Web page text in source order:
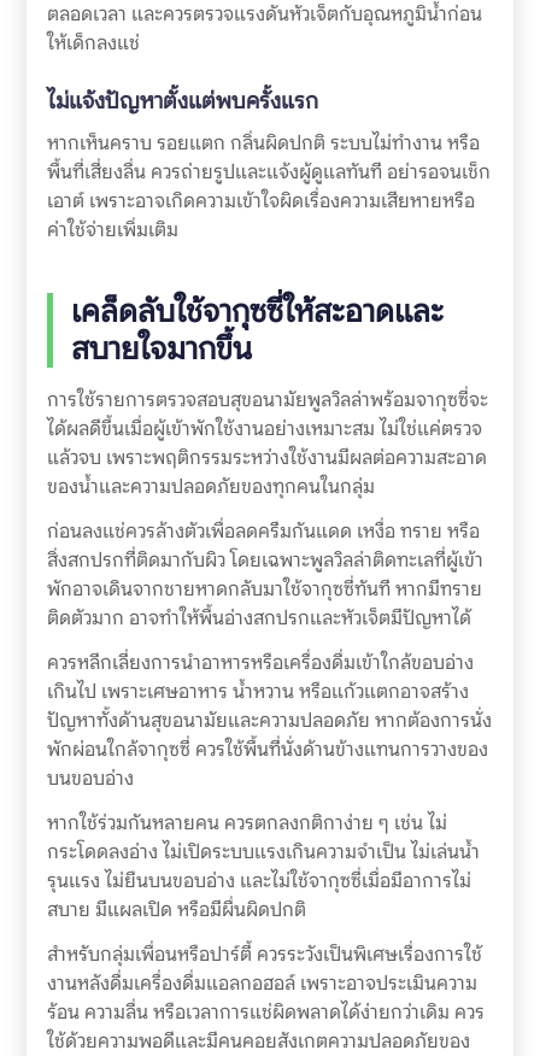
ตลอดเวลา และควรตรวจแรงดันหัวเจ็ตกับอุณหภูมิน้ำก่อน
ให้เด็กลงแช่
ไม่แจ้งปัญหาตั้งแต่พบครั้งแรก
หากเห็นคราบ รอยแตก กลิ่นผิดปกติ ระบบไม่ทำงาน หรือ
พื้นที่เสี่ยงลื่น ควรถ่ายรูปและแจ้งผู้ดูแลทันที อย่ารอจนเช็ก
เอาต์ เพราะอาจเกิดความเข้าใจผิดเรื่องความเสียหายหรือ
ค่าใช้จ่ายเพิ่มเติม
เคล็ดลับใช้จากุซซี่ให้สะอาดและ
สบายใจมากขึ้น
การใช้รายการตรวจสอบสุขอนามัยพูลวิลล่าพร้อมจากุซซี่จะ
ได้ผลดีขึ้นเมื่อผู้เข้าพักใช้งานอย่างเหมาะสม ไม่ใช่แค่ตรวจ
แล้วจบ เพราะพฤติกรรมระหว่างใช้งานมีผลต่อความสะอาด
ของน้ำและความปลอดภัยของทุกคนในกลุ่ม
ก่อนลงแช่ควรล้างตัวเพื่อลดครีมกันแดด เหงื่อ ทราย หรือ
สิ่งสกปรกที่ติดมากับผิว โดยเฉพาะพูลวิลล่าติดทะเลที่ผู้เข้า
พักอาจเดินจากชายหาดกลับมาใช้จากุซซี่ทันที หากมีทราย
ติดตัวมาก อาจทำให้พื้นอ่างสกปรกและหัวเจ็ตมีปัญหาได้
ควรหลีกเลี่ยงการนำอาหารหรือเครื่องดื่มเข้าใกล้ขอบอ่าง
เกินไป เพราะเศษอาหาร น้ำหวาน หรือแก้วแตกอาจสร้าง
ปัญหาทั้งด้านสุขอนามัยและความปลอดภัย หากต้องการนั่ง
พักผ่อนใกล้จากุซซี่ ควรใช้พื้นที่นั่งด้านข้างแทนการวางของ
บนขอบอ่าง
หากใช้ร่วมกันหลายคน ควรตกลงกติกาง่าย ๆ เช่น ไม่
กระโดดลงอ่าง ไม่เปิดระบบแรงเกินความจำเป็น ไม่เล่นน้ำ
รุนแรง ไม่ยืนบนขอบอ่าง และไม่ใช้จากุซซี่เมื่อมีอาการไม่
สบาย มีแผลเปิด หรือมีผื่นผิดปกติ
สำหรับกลุ่มเพื่อนหรือปาร์ตี้ ควรระวังเป็นพิเศษเรื่องการใช้
งานหลังดื่มเครื่องดื่มแอลกอฮอล์ เพราะอาจประเมินความ
ร้อน ความลื่น หรือเวลาการแช่ผิดพลาดได้ง่ายกว่าเดิม ควร
ใช้ด้วยความพอดีและมีคนคอยสังเกตความปลอดภัยของ